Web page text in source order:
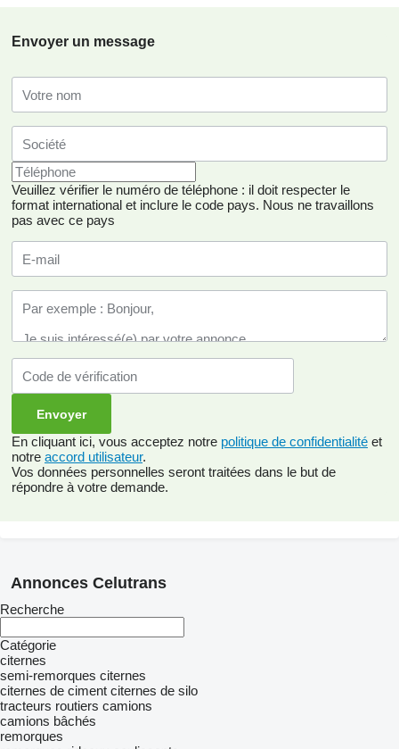
Envoyer un message
Veuillez vérifier le numéro de téléphone : il doit respecter le
format international et inclure le code pays. Nous ne travaillons
pas avec ce pays
En cliquant ici, vous acceptez notre politique de confidentialité et
notre accord utilisateur.
Vos données personnelles seront traitées dans le but de
répondre à votre demande.
Annonces Celutrans
Recherche
Catégorie
citernes
semi-remorques citernes
citernes de ciment citernes de silo
tracteurs routiers camions
camions bâchés
remorques